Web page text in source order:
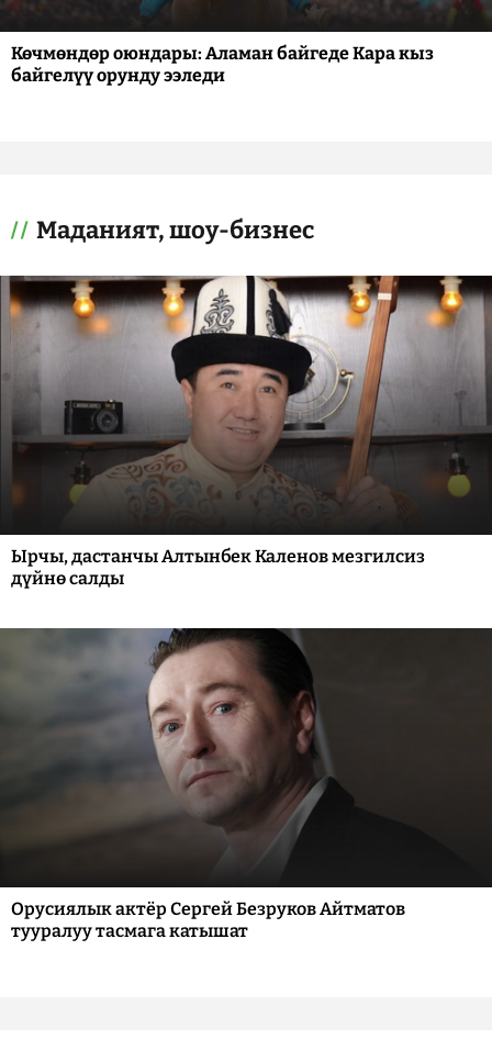
Көчмөндөр оюндары: Аламан байгеде Кара кыз
байгелүү орунду ээледи
Маданият, шоу-бизнес
Ырчы, дастанчы Алтынбек Каленов мезгилсиз
дүйнө салды
Орусиялык актёр Сергей Безруков Айтматов
тууралуу тасмага катышат